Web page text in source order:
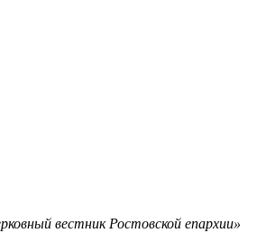
вестник Ростовской епархии»